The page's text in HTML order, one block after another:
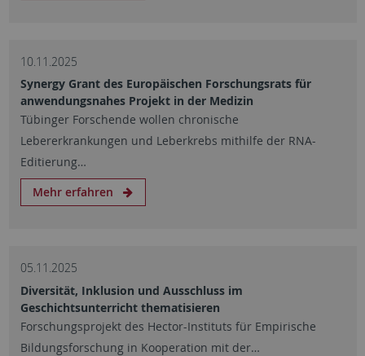
10.11.2025
Synergy Grant des Europäischen Forschungsrats für
anwendungsnahes Projekt in der Medizin
Tübinger Forschende wollen chronische
Lebererkrankungen und Leberkrebs mithilfe der RNA-
Editierung…
Mehr erfahren
05.11.2025
Diversität, Inklusion und Ausschluss im
Geschichtsunterricht thematisieren
Forschungsprojekt des Hector-Instituts für Empirische
Bildungsforschung in Kooperation mit der…